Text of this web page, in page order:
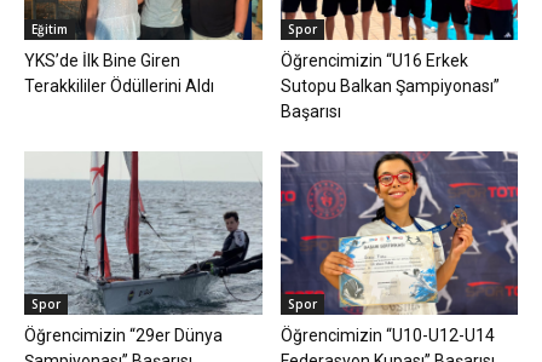
Eğitim
YKS’de İlk Bine Giren
Terakkililer Ödüllerini Aldı
Spor
Öğrencimizin “U16 Erkek
Sutopu Balkan Şampiyonası”
Başarısı
Spor
Öğrencimizin “29er Dünya
Spor
Öğrencimizin “U10-U12-U14